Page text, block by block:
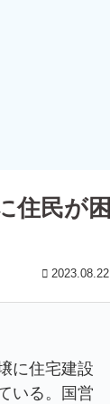
住民が困
2023.08.22
に住宅建設
いる。国営